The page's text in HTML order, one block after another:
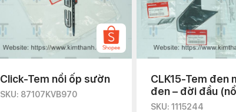
Click-Tem nổi ốp sườn
SKU: 87107KVB970
CLK15-Tem đen
đen – đời đầu
món
SKU: 1115244